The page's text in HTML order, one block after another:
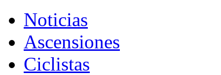
Noticias
Ascensiones
Ciclistas